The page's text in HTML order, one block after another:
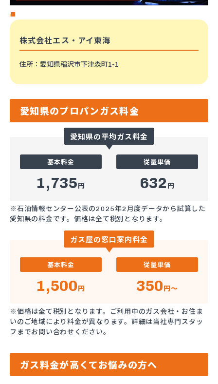
株式会社エス・アイ東海
住所 ：愛知県稲沢市下津森町1-1
愛知県のプロパンガス料金
愛知県の平均ガス料金
基本料金
1,735円
従量単価
632 円
※石油情報センター公表の2025年2月度データから試算した
愛知県の料金です。価格は全て税別となります。
ガス屋の窓口案内料金
基本料金
1,500円
従量単価
350円～
※価格は全て税別となります。ご利用中のガス会社・お住ま
いのご地域により料金が異なります。詳細は当社専門スタッ
フまでお問い合わせください。
ガス料金が高くてお悩みの方へ